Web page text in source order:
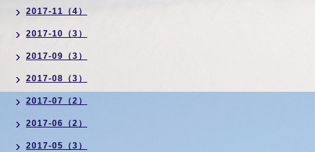
2017-11（4）
2017-10（3）
2017-09（3）
2017-08（3）
2017-07（2）
2017-06（2）
2017-05（3）